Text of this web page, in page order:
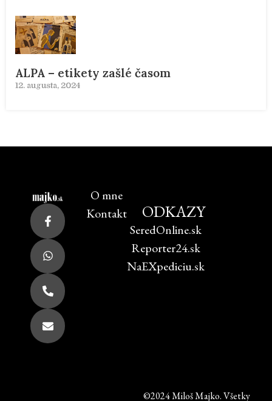
ALPA – etikety zašlé časom
12. augusta, 2024
O mne
Kontakt
ODKAZY
SeredOnline.sk
Reporter24.sk
NaEXpediciu.sk
©2024 Miloš Majko. Všetky